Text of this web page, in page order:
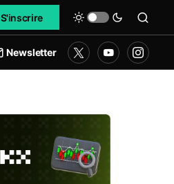
S'inscrire
Newsletter